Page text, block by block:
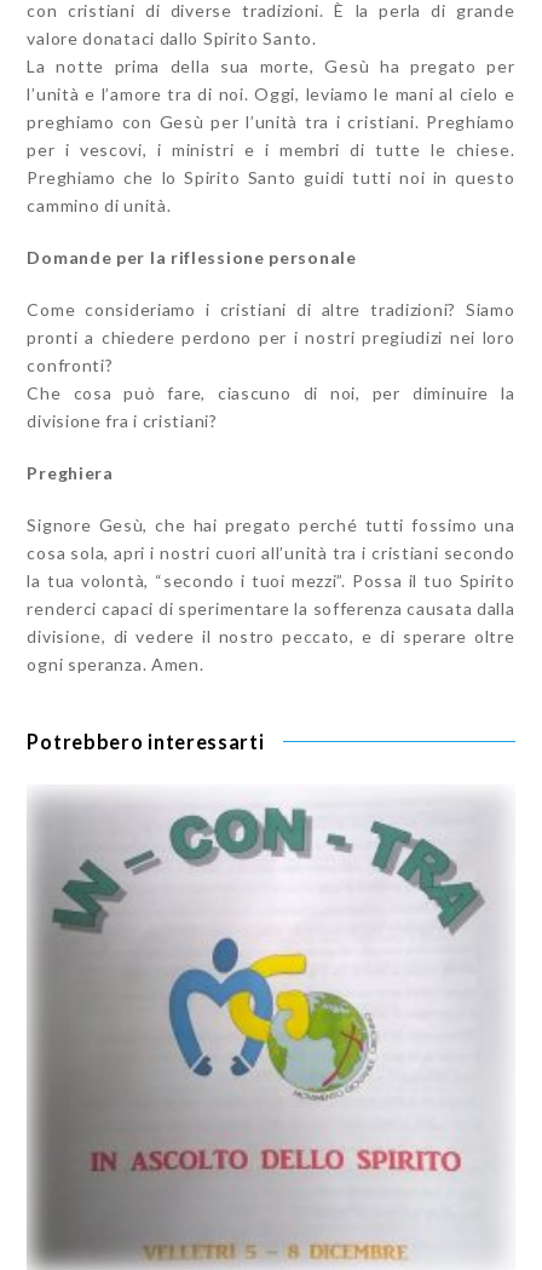
con cristiani di diverse tradizioni. È la perla di grande
valore donataci dallo Spirito Santo.
La notte prima della sua morte, Gesù ha pregato per
l’unità e l’amore tra di noi. Oggi, leviamo le mani al cielo e
preghiamo con Gesù per l’unità tra i cristiani. Preghiamo
per i vescovi, i ministri e i membri di tutte le chiese.
Preghiamo che lo Spirito Santo guidi tutti noi in questo
cammino di unità.
Domande per la riflessione personale
Come consideriamo i cristiani di altre tradizioni? Siamo
pronti a chiedere perdono per i nostri pregiudizi nei loro
confronti?
Che cosa può fare, ciascuno di noi, per diminuire la
divisione fra i cristiani?
Preghiera
Signore Gesù, che hai pregato perché tutti fossimo una
cosa sola, apri i nostri cuori all’unità tra i cristiani secondo
la tua volontà, “secondo i tuoi mezzi”. Possa il tuo Spirito
renderci capaci di sperimentare la sofferenza causata dalla
divisione, di vedere il nostro peccato, e di sperare oltre
ogni speranza. Amen.
Potrebbero interessarti